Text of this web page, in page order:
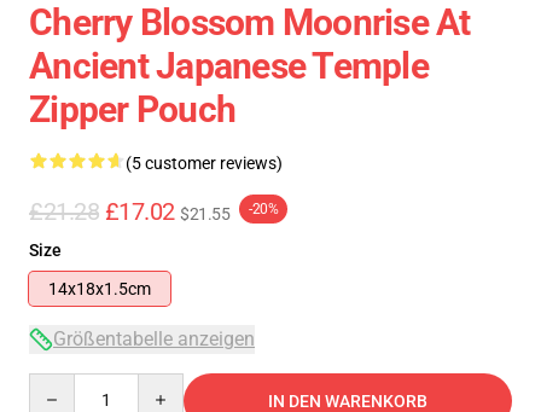
Cherry Blossom Moonrise At
Ancient Japanese Temple
Zipper Pouch
(5 customer reviews)
£21.28 £17.02 $21.55 -20%
Size
14x18x1.5cm
Größentabelle anzeigen
IN DEN WARENKORB